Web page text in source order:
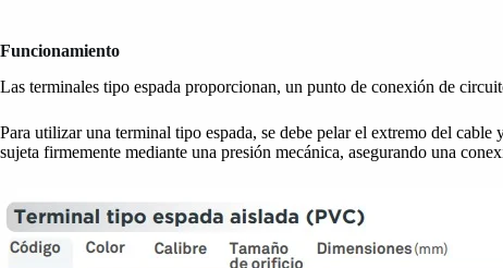
Funcionamiento
Las terminales tipo espada proporcionan, un punto de conexión de
Para utilizar una terminal tipo espada, se debe pelar el extremo del
sujeta firmemente mediante una presión mecánica, asegurando una